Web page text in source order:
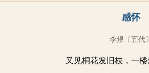
感怀
李煜 〔五代〕
又见桐花发旧枝，一楼